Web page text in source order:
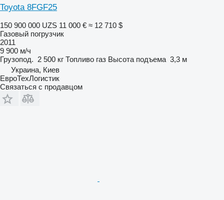
Toyota 8FGF25
150 900 000 UZS 11 000 € ≈ 12 710 $
Газовый погрузчик
2011
9 900 м/ч
Грузопод. 2 500 кг Топливо газ Высота подъема 3,3 м
Украина, Киев
ЕвроТехЛогистик
Связаться с продавцом